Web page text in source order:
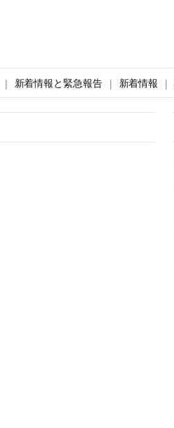
新着情報と緊急報告 新着情報